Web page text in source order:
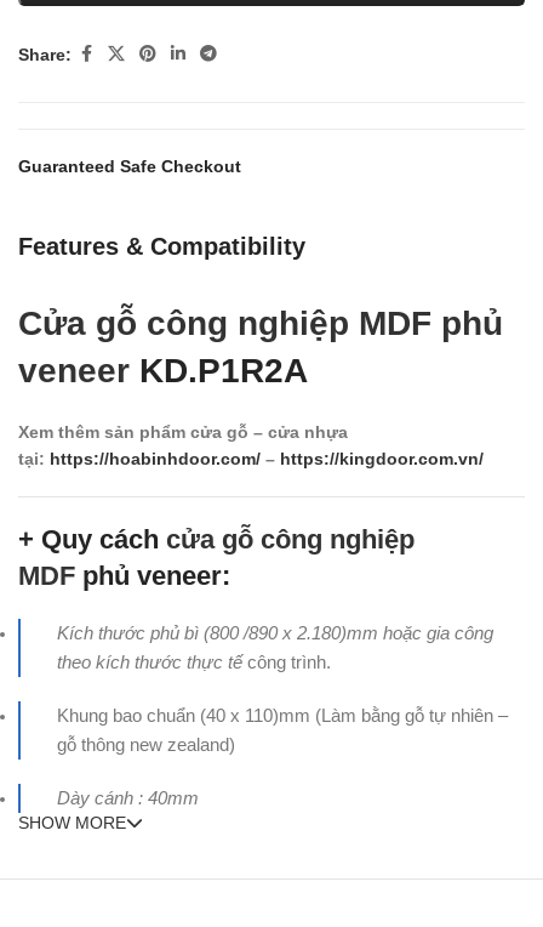
Share:
Guaranteed Safe Checkout
Features & Compatibility
Cửa gỗ công nghiệp MDF phủ
veneer KD.P1R2A
Xem thêm sản phẩm cửa gỗ – cửa nhựa
tại: https://hoabinhdoor.com/ – https://kingdoor.com.vn/
+ Quy cách cửa gỗ công nghiệp
MDF phủ veneer:
Kích thước phủ bì (800 /890 x 2.180)mm hoặc gia công
theo kích thước thực tếcông trình.
Khung bao chuẩn (40 x 110)mm (Làm bằng gỗ tự nhiên –
gỗ thông new zealand)
Dày cánh : 40mm
SHOW MORE